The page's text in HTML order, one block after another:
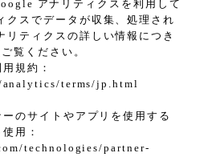
アナリティクスを利用して
クスでデータが収集、処理され
ティクスの詳しい情報につき
覧ください。
規約：
terms/jp.html
のサイトやアプリを使用する
用：
technologies/partner-